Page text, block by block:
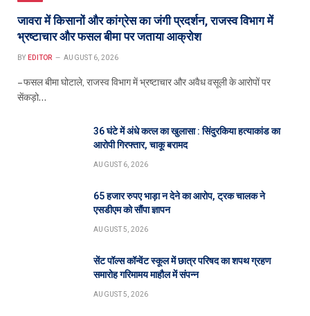
जावरा में किसानों और कांग्रेस का जंगी प्रदर्शन, राजस्व विभाग में
भ्रष्टाचार और फसल बीमा पर जताया आक्रोश
BY EDITOR AUGUST 6, 2026
– फसल बीमा घोटाले, राजस्व विभाग में भ्रष्टाचार और अवैध वसूली के आरोपों पर
सेंकड़ो…
36 घंटे में अंधे कत्ल का खुलासा : सिंदुरकिया हत्याकांड का
आरोपी गिरफ्तार, चाकू बरामद
AUGUST 6, 2026
65 हजार रुपए भाड़ा न देने का आरोप, ट्रक चालक ने
एसडीएम को सौंपा ज्ञापन
AUGUST 5, 2026
सेंट पॉल्स कॉन्वेंट स्कूल में छात्र परिषद का शपथ ग्रहण
समारोह गरिमामय माहौल में संपन्न
AUGUST 5, 2026